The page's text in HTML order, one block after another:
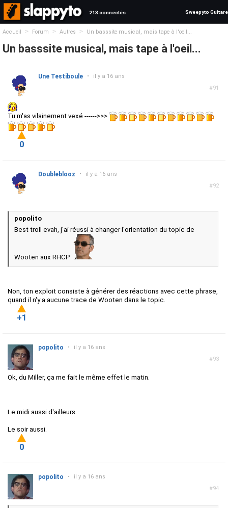
213 connectés Sweepyto Guitare
Accueil > Forum > Autres > Un basssite musical, mais tape à l'oeil...
Un basssite musical, mais tape à l'oeil...
#91
Une Testiboule • il y a 16 ans
Tu m'as vilainement vexé ------>>>
0
#92
Doubleblooz • il y a 16 ans
popolito
Best troll evah, j'ai réussi à changer l'orientation du topic de
Wooten aux RHCP
Non, ton exploit consiste à générer des réactions avec cette phrase,
quand il n'y a aucune trace de Wooten dans le topic.
+1
#93
popolito • il y a 16 ans
Ok, du Miller, ça me fait le même effet le matin.
Le midi aussi d'ailleurs.
Le soir aussi.
0
#94
popolito • il y a 16 ans